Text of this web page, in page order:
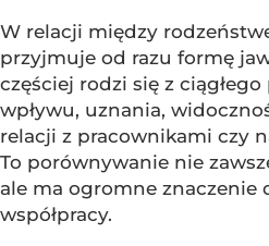
W relacji między
przyjmuje od razu formę
częściej rodzi się z
wpływu, uznania,
relacji z pracownikami czy
To porównywanie nie
ale ma ogromne znaczenie
współpracy.